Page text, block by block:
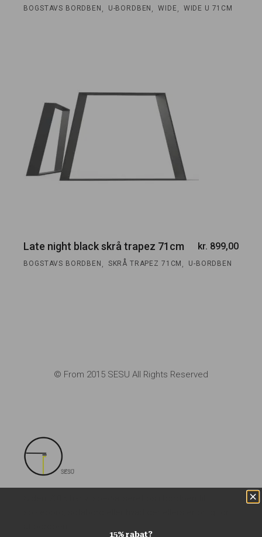
BOGSTAVS BORDBEN , U-BORDBEN , WIDE, WIDE U 71CM
Late night black skrå trapez 71cm kr. 899,00
BOGSTAVS BORDBEN , SKRÅ TRAPEZ 71CM , U-BORDBEN
© From 2015 SESU All Rights Reserved
15% rabat?